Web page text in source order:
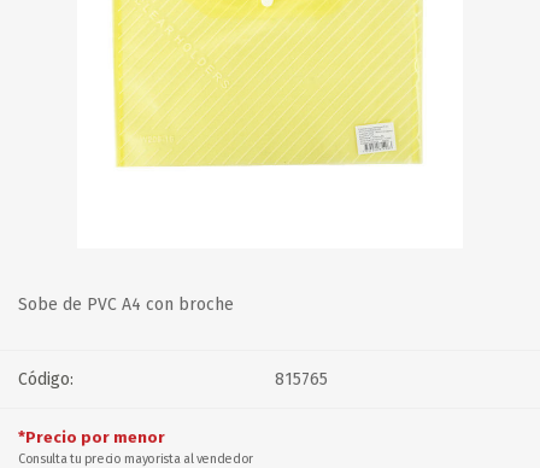
Sobe de PVC A4 con broche
Código: 815765
*Precio por menor
Consulta tu precio mayorista al vendedor